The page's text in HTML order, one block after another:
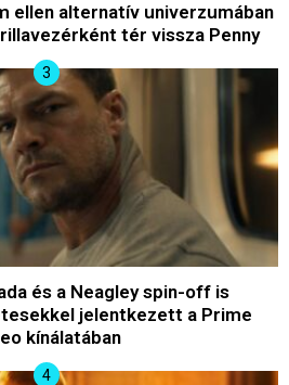
ellen alternatív univerzumában
tér vissza Penny
és a Neagley spin-off is
jelentkezett a Prime
kínálatában